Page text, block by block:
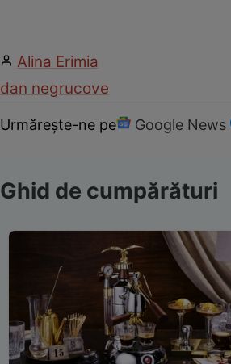
Alina Erimia
dan negrucove
Urmărește-ne pe Google News
Ghid de cumpărături